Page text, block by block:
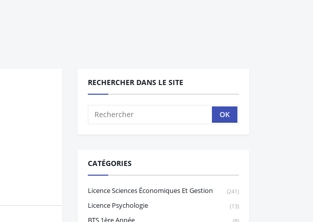
RECHERCHER DANS LE SITE
CATÉGORIES
Licence Sciences Économiques Et Gestion (241)
Licence Psychologie (13)
BTS 1ère Année